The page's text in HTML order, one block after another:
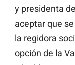
y presidenta
aceptar que
la regidora
opción de la